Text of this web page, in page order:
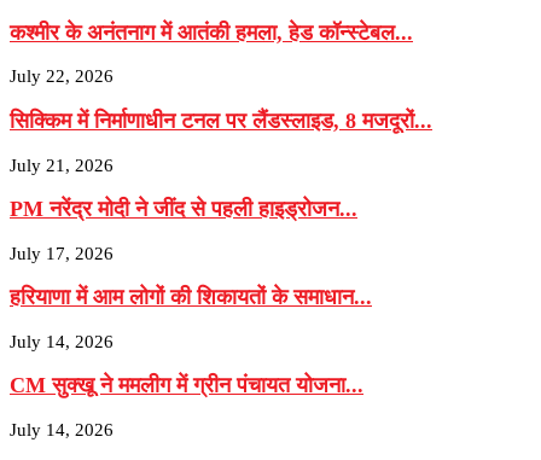
कश्मीर के अनंतनाग में आतंकी हमला, हेड कॉन्स्टेबल...
July 22, 2026
सिक्किम में निर्माणाधीन टनल पर लैंडस्लाइड, 8 मजदूरों...
July 21, 2026
PM नरेंद्र मोदी ने जींद से पहली हाइड्रोजन...
July 17, 2026
हरियाणा में आम लोगों की शिकायतों के समाधान...
July 14, 2026
CM सुक्खू ने ममलीग में ग्रीन पंचायत योजना...
July 14, 2026